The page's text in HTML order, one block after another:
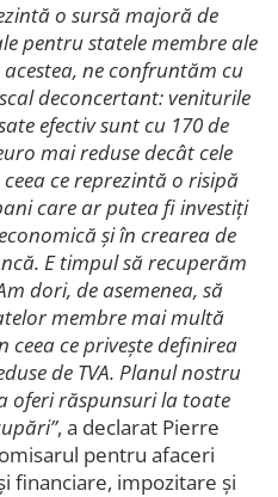
o sursă majoră de
pentru statele membre ale
acestea, ne confruntăm cu
deconcertant: veniturile
efectiv sunt cu 170 de
mai reduse decât cele
ce reprezintă o risipă
care ar putea fi investiți
și în crearea de
E timpul să recuperăm
dori, de asemenea, să
membre mai multă
ceea ce privește definirea
de TVA. Planul nostru
oferi răspunsuri la toate
, a declarat Pierre
pentru afaceri
financiare, impozitare și